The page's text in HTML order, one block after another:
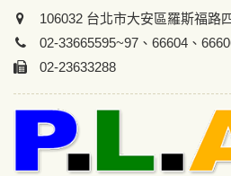
106032 台北市大安區羅斯福路
02-33665595~97、66604、
02-23633288